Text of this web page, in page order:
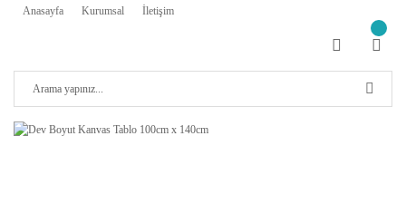
Anasayfa Kurumsal İletişim